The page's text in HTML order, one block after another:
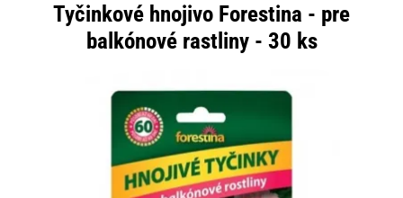
Tyčinkové hnojivo Forestina - pre
balkónové rastliny - 30 ks